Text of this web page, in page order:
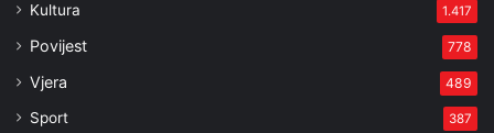
Kultura 1.417
Povijest 778
Vjera 489
Sport 387